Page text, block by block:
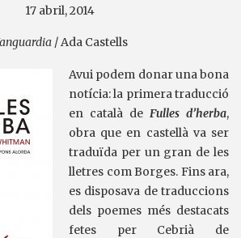
17 abril, 2014
/ Ada Castells
Avui podem donar una bona
notícia: la primera traducció
en català de Fulles d’herba,
obra que en castellà va ser
traduïda per un gran de les
lletres com Borges. Fins ara,
es disposava de traduccions
dels poemes més destacats
fetes per Cebrià de